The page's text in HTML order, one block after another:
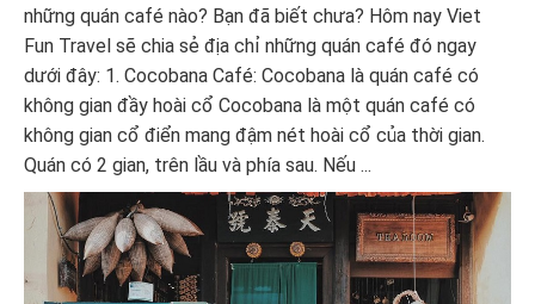
những quán café nào? Bạn đã biết chưa? Hôm nay Viet
Fun Travel sẽ chia sẻ địa chỉ những quán café đó ngay
dưới đây: 1. Cocobana Café: Cocobana là quán café có
không gian đầy hoài cổ Cocobana là một quán café có
không gian cổ điển mang đậm nét hoài cổ của thời gian.
Quán có 2 gian, trên lầu và phía sau. Nếu ...